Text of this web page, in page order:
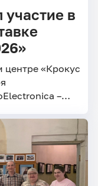
в
«Крокус
–